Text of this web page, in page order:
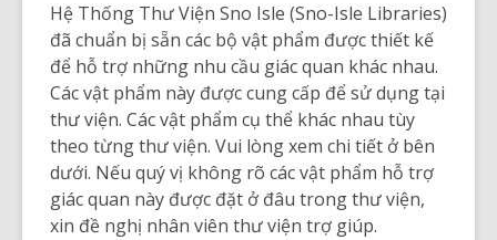
Hệ Thống Thư Viện Sno Isle (Sno-Isle Libraries)
đã chuẩn bị sẵn các bộ vật phẩm được thiết kế
để hỗ trợ những nhu cầu giác quan khác nhau.
Các vật phẩm này được cung cấp để sử dụng tại
thư viện. Các vật phẩm cụ thể khác nhau tùy
theo từng thư viện. Vui lòng xem chi tiết ở bên
dưới. Nếu quý vị không rõ các vật phẩm hỗ trợ
giác quan này được đặt ở đâu trong thư viện,
xin đề nghị nhân viên thư viện trợ giúp.